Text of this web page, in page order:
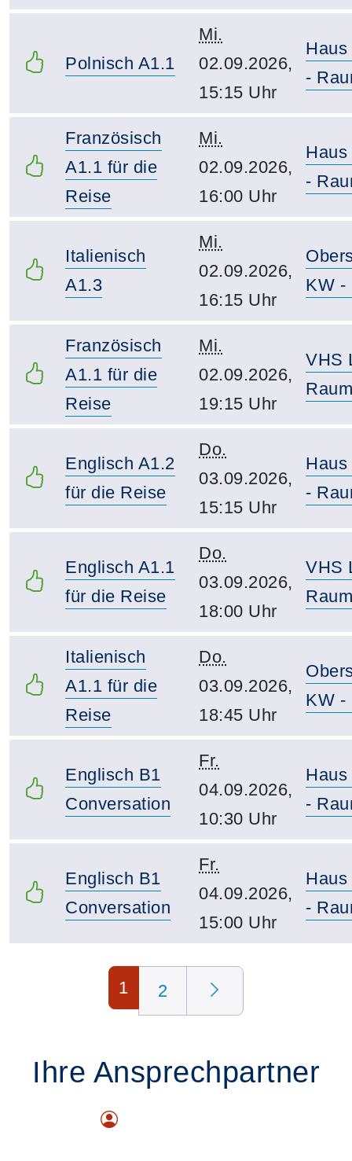
Polnisch A1.1
Mi.
02.09.2026,
15:15 Uhr
-
Französisch
A1.1 für die
Reise
Mi.
02.09.2026,
16:00 Uhr
-
Italienisch
A1.3
Mi.
02.09.2026,
16:15 Uhr
KW -
Französisch
A1.1 für die
Reise
Mi.
02.09.2026,
19:15 Uhr
VHS
Englisch A1.2
für die Reise
Do.
03.09.2026,
15:15 Uhr
-
Englisch A1.1
für die Reise
Do.
03.09.2026,
18:00 Uhr
VHS
Italienisch
A1.1 für die
Reise
Do.
03.09.2026,
18:45 Uhr
KW -
Englisch B1
Conversation
Fr.
04.09.2026,
10:30 Uhr
-
Englisch B1
Conversation
Fr.
04.09.2026,
15:00 Uhr
-
1 2
Ihre Ansprechpartner